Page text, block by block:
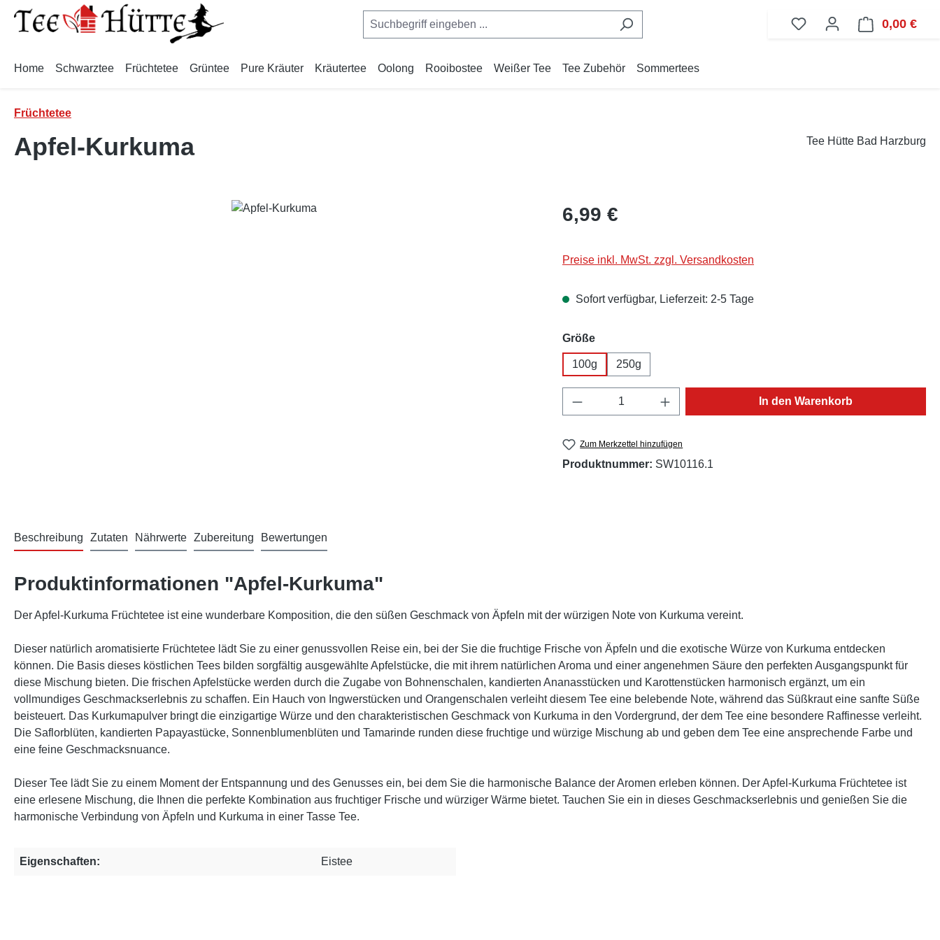
Hauptinhalt springen
Zur Suche springen
Zur Hauptnavigation springen
0,00 €
Home Schwarztee Früchtetee Grüntee Pure Kräuter Kräutertee Oolong Rooibostee Weißer Tee Tee Zubehör Sommertees
Früchtetee
Apfel-Kurkuma Tee Hütte Bad Harzburg
Regulärer Preis:
6,99 €
Preise inkl. MwSt. zzgl. Versandkosten
Sofort verfügbar, Lieferzeit: 2-5 Tage
Größeauswählen
100g 250g
Produkt Anzahl: Gib den gewünschten Wert ein
In den Warenkorb
Zum Merkzettel hinzufügen
Produktnummer: SW10116.1
Beschreibung Zutaten Nährwerte Zubereitung Bewertungen
Produktinformationen "Apfel-Kurkuma"
Der Apfel-Kurkuma Früchtetee ist eine wunderbare Komposition, die den süßen Geschmack von Äpfeln mit der würzigen Note von Kurkuma vereint.
Dieser natürlich aromatisierte Früchtetee lädt Sie zu einer genussvollen Reise ein, bei der Sie die fruchtige Frische von Äpfeln und die exotische Würze von Kurkuma entdecken
können. Die Basis dieses köstlichen Tees bilden sorgfältig ausgewählte Apfelstücke, die mit ihrem natürlichen Aroma und einer angenehmen Säure den perfekten Ausgangspunkt für
diese Mischung bieten. Die frischen Apfelstücke werden durch die Zugabe von Bohnenschalen, kandierten Ananasstücken und Karottenstücken harmonisch ergänzt, um ein
vollmundiges Geschmackserlebnis zu schaffen. Ein Hauch von Ingwerstücken und Orangenschalen verleiht diesem Tee eine belebende Note, während das Süßkraut eine sanfte Süße
beisteuert. Das Kurkumapulver bringt die einzigartige Würze und den charakteristischen Geschmack von Kurkuma in den Vordergrund, der dem Tee eine besondere Raffinesse verleiht.
Die Saflorblüten, kandierten Papayastücke, Sonnenblumenblüten und Tamarinde runden diese fruchtige und würzige Mischung ab und geben dem Tee eine ansprechende Farbe und
eine feine Geschmacksnuance.
Dieser Tee lädt Sie zu einem Moment der Entspannung und des Genusses ein, bei dem Sie die harmonische Balance der Aromen erleben können. Der Apfel-Kurkuma Früchtetee ist
eine erlesene Mischung, die Ihnen die perfekte Kombination aus fruchtiger Frische und würziger Wärme bietet. Tauchen Sie ein in dieses Geschmackserlebnis und genießen Sie die
harmonische Verbindung von Äpfeln und Kurkuma in einer Tasse Tee.
Eigenschaften: Eistee